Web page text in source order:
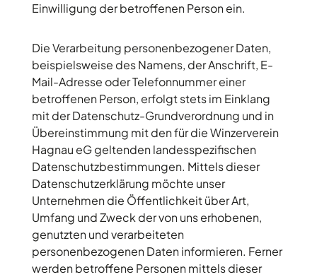
Einwilligung der betroffenen Person ein.
Die Verarbeitung personenbezogener Daten,
beispielsweise des Namens, der Anschrift, E-
Mail-Adresse oder Telefonnummer einer
betroffenen Person, erfolgt stets im Einklang
mit der Datenschutz-Grundverordnung und in
Übereinstimmung mit den für die Winzerverein
Hagnau eG geltenden landesspezifischen
Datenschutzbestimmungen. Mittels dieser
Datenschutzerklärung möchte unser
Unternehmen die Öffentlichkeit über Art,
Umfang und Zweck der von uns erhobenen,
genutzten und verarbeiteten
personenbezogenen Daten informieren. Ferner
werden betroffene Personen mittels dieser